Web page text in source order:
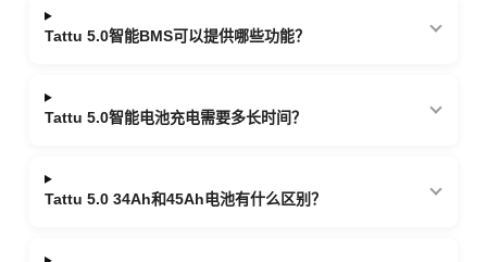
Tattu 5.0智能BMS可以提供哪些功能？
Tattu 5.0智能电池充电需要多长时间？
Tattu 5.0 34Ah和45Ah电池有什么区别？